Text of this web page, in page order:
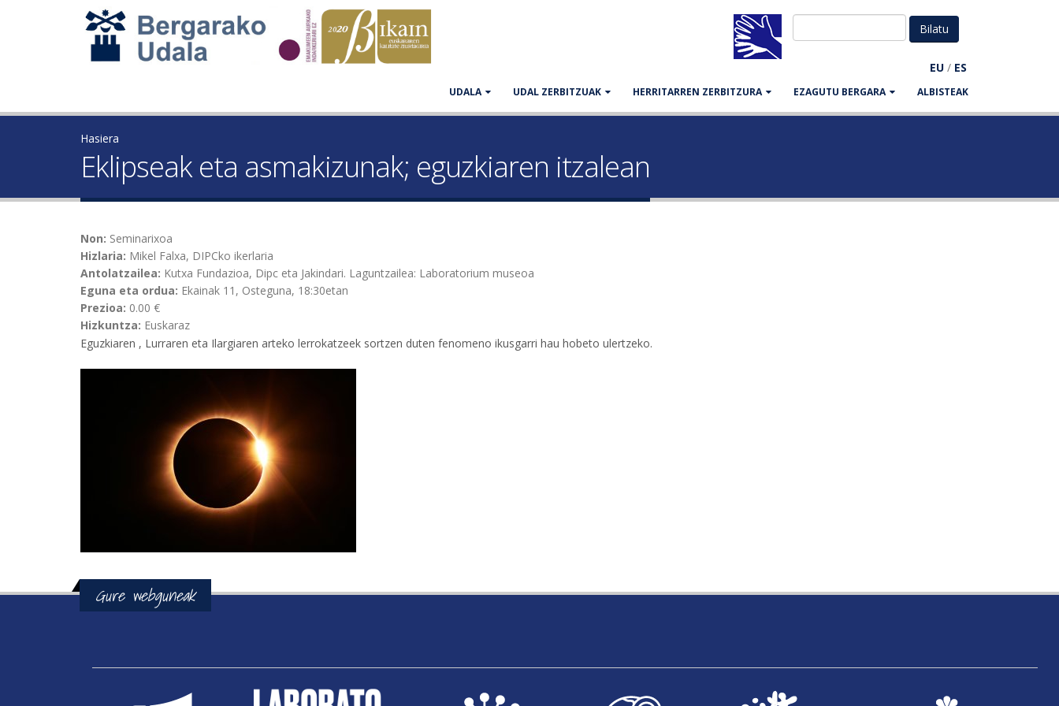
EU / ES
UDALA UDAL ZERBITZUAK HERRITARREN ZERBITZURA EZAGUTU BERGARA ALBISTEAK
Hasiera
Eklipseak eta asmakizunak; eguzkiaren itzalean
Non: Seminarixoa
Hizlaria: Mikel Falxa, DIPCko ikerlaria
Antolatzailea: Kutxa Fundazioa, Dipc eta Jakindari. Laguntzailea: Laboratorium museoa
Eguna eta ordua: Ekainak 11, Osteguna, 18:30etan
Prezioa: 0.00 €
Hizkuntza: Euskaraz
Eguzkiaren , Lurraren eta Ilargiaren arteko lerrokatzeek sortzen duten fenomeno ikusgarri hau hobeto ulertzeko.
Gure webguneak